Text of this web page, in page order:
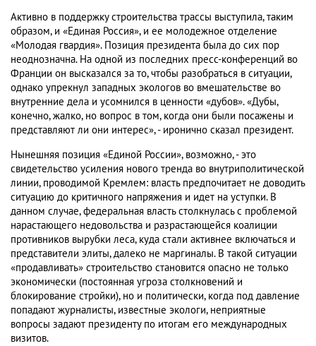
Активно в поддержку строительства трассы выступила, таким
образом, и «Единая Россия», и ее молодежное отделение
«Молодая гвардия». Позиция президента была до сих пор
неоднозначна. На одной из последних пресс-конференций во
Франции он высказался за то, чтобы разобраться в ситуации,
однако упрекнул западных экологов во вмешательстве во
внутренние дела и усомнился в ценности «дубов». «Дубы,
конечно, жалко, но вопрос в том, когда они были посажены и
представляют ли они интерес», - иронично сказал президент.
Нынешняя позиция «Единой России», возможно, - это
свидетельство усиления нового тренда во внутриполитической
линии, проводимой Кремлем: власть предпочитает не доводить
ситуацию до критичного напряжения и идет на уступки. В
данном случае, федеральная власть столкнулась с проблемой
нарастающего недовольства и разрастающейся коалиции
противников вырубки леса, куда стали активнее включаться и
представители элиты, далеко не маргиналы. В такой ситуации
«продавливать» строительство становится опасно не только
экономически (постоянная угроза столкновений и
блокирование стройки), но и политически, когда под давление
попадают журналисты, известные экологи, неприятные
вопросы задают президенту по итогам его международных
визитов.